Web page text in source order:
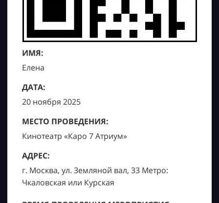
ИМЯ:
Елена
ДАТА:
20 ноября 2025
МЕСТО ПРОВЕДЕНИЯ:
Кинотеатр «Каро 7 Атриум»
АДРЕС:
г. Москва, ул. Земляной вал, 33 Метро:
Чкаловская или Курская